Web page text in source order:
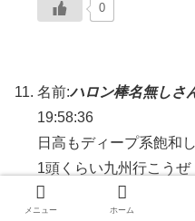
0
名前:ハロン棒名無しさ
19:58:36
日高もディープ系飽和
1頭くらい九州行こうぜ
メニュー ホーム